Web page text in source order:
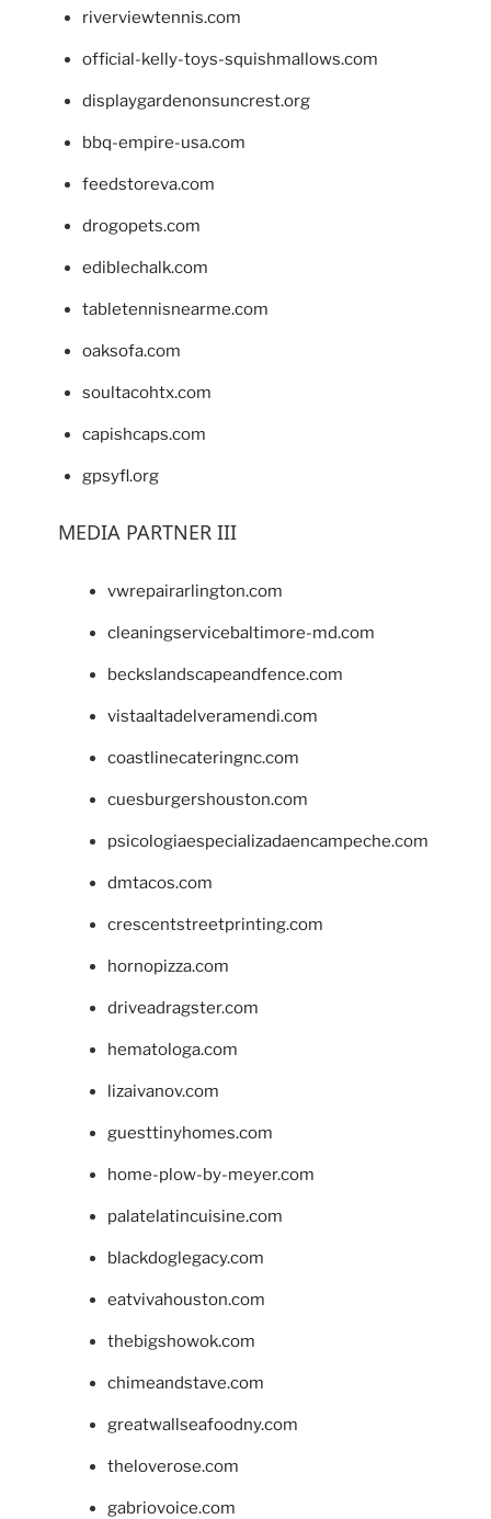
riverviewtennis.com
official-kelly-toys-squishmallows.com
displaygardenonsuncrest.org
bbq-empire-usa.com
feedstoreva.com
drogopets.com
ediblechalk.com
tabletennisnearme.com
oaksofa.com
soultacohtx.com
capishcaps.com
gpsyfl.org
MEDIA PARTNER III
vwrepairarlington.com
cleaningservicebaltimore-md.com
beckslandscapeandfence.com
vistaaltadelveramendi.com
coastlinecateringnc.com
cuesburgershouston.com
psicologiaespecializadaencampeche.com
dmtacos.com
crescentstreetprinting.com
hornopizza.com
driveadragster.com
hematologa.com
lizaivanov.com
guesttinyhomes.com
home-plow-by-meyer.com
palatelatincuisine.com
blackdoglegacy.com
eatvivahouston.com
thebigshowok.com
chimeandstave.com
greatwallseafoodny.com
theloverose.com
gabriovoice.com